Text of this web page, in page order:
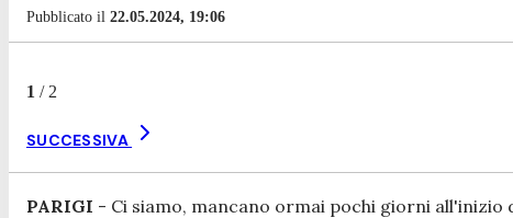
Pubblicato il 22.05.2024, 19:06
1 / 2
SUCCESSIVA
PARIGI - Ci siamo, mancano ormai pochi giorni all'inizio